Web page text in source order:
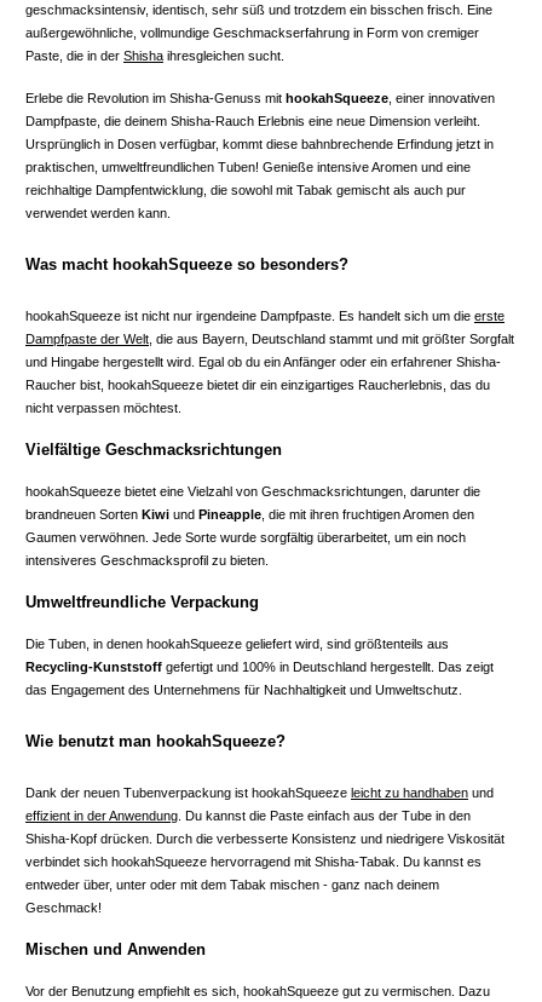
geschmacksintensiv, identisch, sehr süß und trotzdem ein bisschen frisch. Eine
außergewöhnliche, vollmundige Geschmackserfahrung in Form von cremiger
Paste, die in der Shisha ihresgleichen sucht.
Erlebe die Revolution im Shisha-Genuss mit hookahSqueeze , einer innovativen
Dampfpaste, die deinem Shisha-Rauch Erlebnis eine neue Dimension verleiht.
Ursprünglich in Dosen verfügbar, kommt diese bahnbrechende Erfindung jetzt in
praktischen, umweltfreundlichen Tuben! Genieße intensive Aromen und eine
reichhaltige Dampfentwicklung, die sowohl mit Tabak gemischt als auch pur
verwendet werden kann.
Was macht hookahSqueeze so besonders?
hookahSqueeze ist nicht nur irgendeine Dampfpaste. Es handelt sich um die erste
Dampfpaste der Welt , die aus Bayern, Deutschland stammt und mit größter Sorgfalt
und Hingabe hergestellt wird. Egal ob du ein Anfänger oder ein erfahrener Shisha-
Raucher bist, hookahSqueeze bietet dir ein einzigartiges Raucherlebnis, das du
nicht verpassen möchtest.
Vielfältige Geschmacksrichtungen
hookahSqueeze bietet eine Vielzahl von Geschmacksrichtungen, darunter die
brandneuen Sorten Kiwi und Pineapple , die mit ihren fruchtigen Aromen den
Gaumen verwöhnen. Jede Sorte wurde sorgfältig überarbeitet, um ein noch
intensiveres Geschmacksprofil zu bieten.
Umweltfreundliche Verpackung
Die Tuben, in denen hookahSqueeze geliefert wird, sind größtenteils aus
Recycling-Kunststoff gefertigt und 100% in Deutschland hergestellt. Das zeigt
das Engagement des Unternehmens für Nachhaltigkeit und Umweltschutz.
Wie benutzt man hookahSqueeze?
Dank der neuen Tubenverpackung ist hookahSqueeze leicht zu handhaben und
effizient in der Anwendung . Du kannst die Paste einfach aus der Tube in den
Shisha-Kopf drücken. Durch die verbesserte Konsistenz und niedrigere Viskosität
verbindet sich hookahSqueeze hervorragend mit Shisha-Tabak. Du kannst es
entweder über, unter oder mit dem Tabak mischen - ganz nach deinem
Geschmack!
Mischen und Anwenden
Vor der Benutzung empfiehlt es sich, hookahSqueeze gut zu vermischen. Dazu